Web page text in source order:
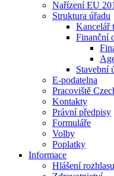
Nařízení EU
Struktura úřadu
Kancelář
Finanční
Stavební
E-podatelna
Pracoviště
Kontakty
Právní předpisy
Formuláře
Volby
Poplatky
Informace
Hlášení rozhlasu